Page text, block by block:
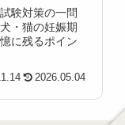
験対策の一問
・猫の妊娠期
に残るポイン
2026.05.04